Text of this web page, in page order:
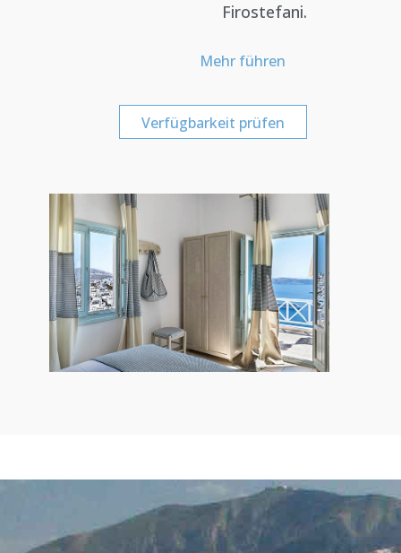
Firostefani.
Mehr führen
Verfügbarkeit prüfen